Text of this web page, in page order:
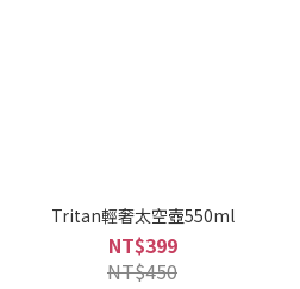
Tritan輕奢太空壺550ml
NT$399
NT$450